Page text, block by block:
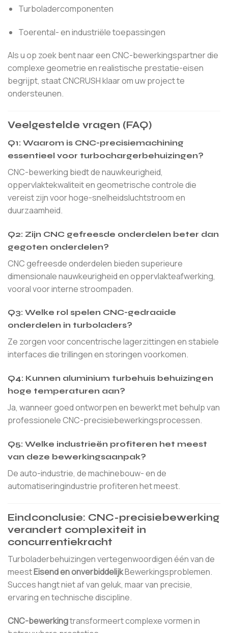
Turboladercomponenten
Toerental- en industriële toepassingen
Als u op zoek bent naar een CNC-bewerkingspartner die
complexe geometrie en realistische prestatie-eisen
begrijpt, staat CNCRUSH klaar om uw project te
ondersteunen.
Veelgestelde vragen (FAQ)
Q1: Waarom is CNC-precisiemachining
essentieel voor turbochargerbehuizingen?
CNC-bewerking biedt de nauwkeurigheid,
oppervlaktekwaliteit en geometrische controle die
vereist zijn voor hoge-snelheidsluchtstroom en
duurzaamheid.
Q2: Zijn CNC gefreesde onderdelen beter dan
gegoten onderdelen?
CNC gefreesde onderdelen bieden superieure
dimensionale nauwkeurigheid en oppervlakteafwerking,
vooral voor interne stroompaden.
Q3: Welke rol spelen CNC-gedraaide
onderdelen in turboladers?
Ze zorgen voor concentrische lagerzittingen en stabiele
interfaces die trillingen en storingen voorkomen.
Q4: Kunnen aluminium turbehuis behuizingen
hoge temperaturen aan?
Ja, wanneer goed ontworpen en bewerkt met behulp van
professionele CNC-precisiebewerkingsprocessen.
Q5: Welke industrieën profiteren het meest
van deze bewerkingsaanpak?
De auto-industrie, de machinebouw- en de
automatiseringindustrie profiteren het meest.
Eindconclusie: CNC-precisiebewerking
verandert complexiteit in
concurrentiekracht
Turboladerbehuizingen vertegenwoordigen één van de
meestEisend en onverbiddelijkBewerkingsproblemen.
Succes hangt niet af van geluk, maar van precisie,
ervaring en technische discipline.
CNC-bewerkingtransformeert complexe vormen in